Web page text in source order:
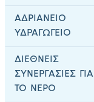
ΑΔΡΙΑΝΕΙΟ
ΥΔΡΑΓΩΓΕΙΟ
ΔΙΕΘΝΕΙΣ
ΣΥΝΕΡΓΑΣΙΕΣ ΓΙΑ
ΤΟ ΝΕΡΟ